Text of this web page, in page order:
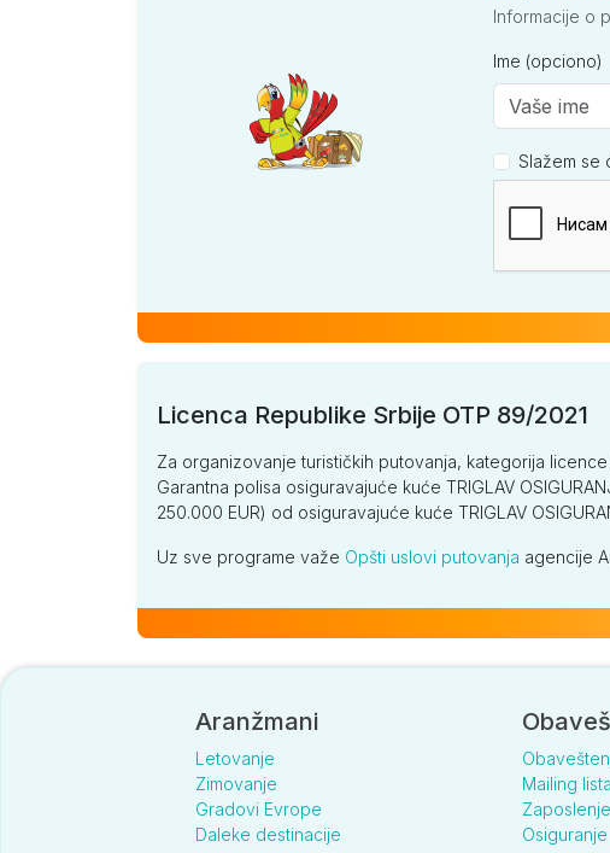
Informacije o
Ime (opciono)
Slažem se
Licenca Republike Srbije OTP 89/2021
Za organizovanje turističkih putovanja, kategorija licence
Garantna polisa osiguravajuće kuće TRIGLAV
250.000 EUR) od osiguravajuće kuće TRIGLAV
Uz sve programe važe Opšti uslovi putovanja agencije
Aranžmani
Letovanje
Zimovanje
Gradovi Evrope
Daleke destinacije
Mailing lista
Zaposlenje
Osiguranje